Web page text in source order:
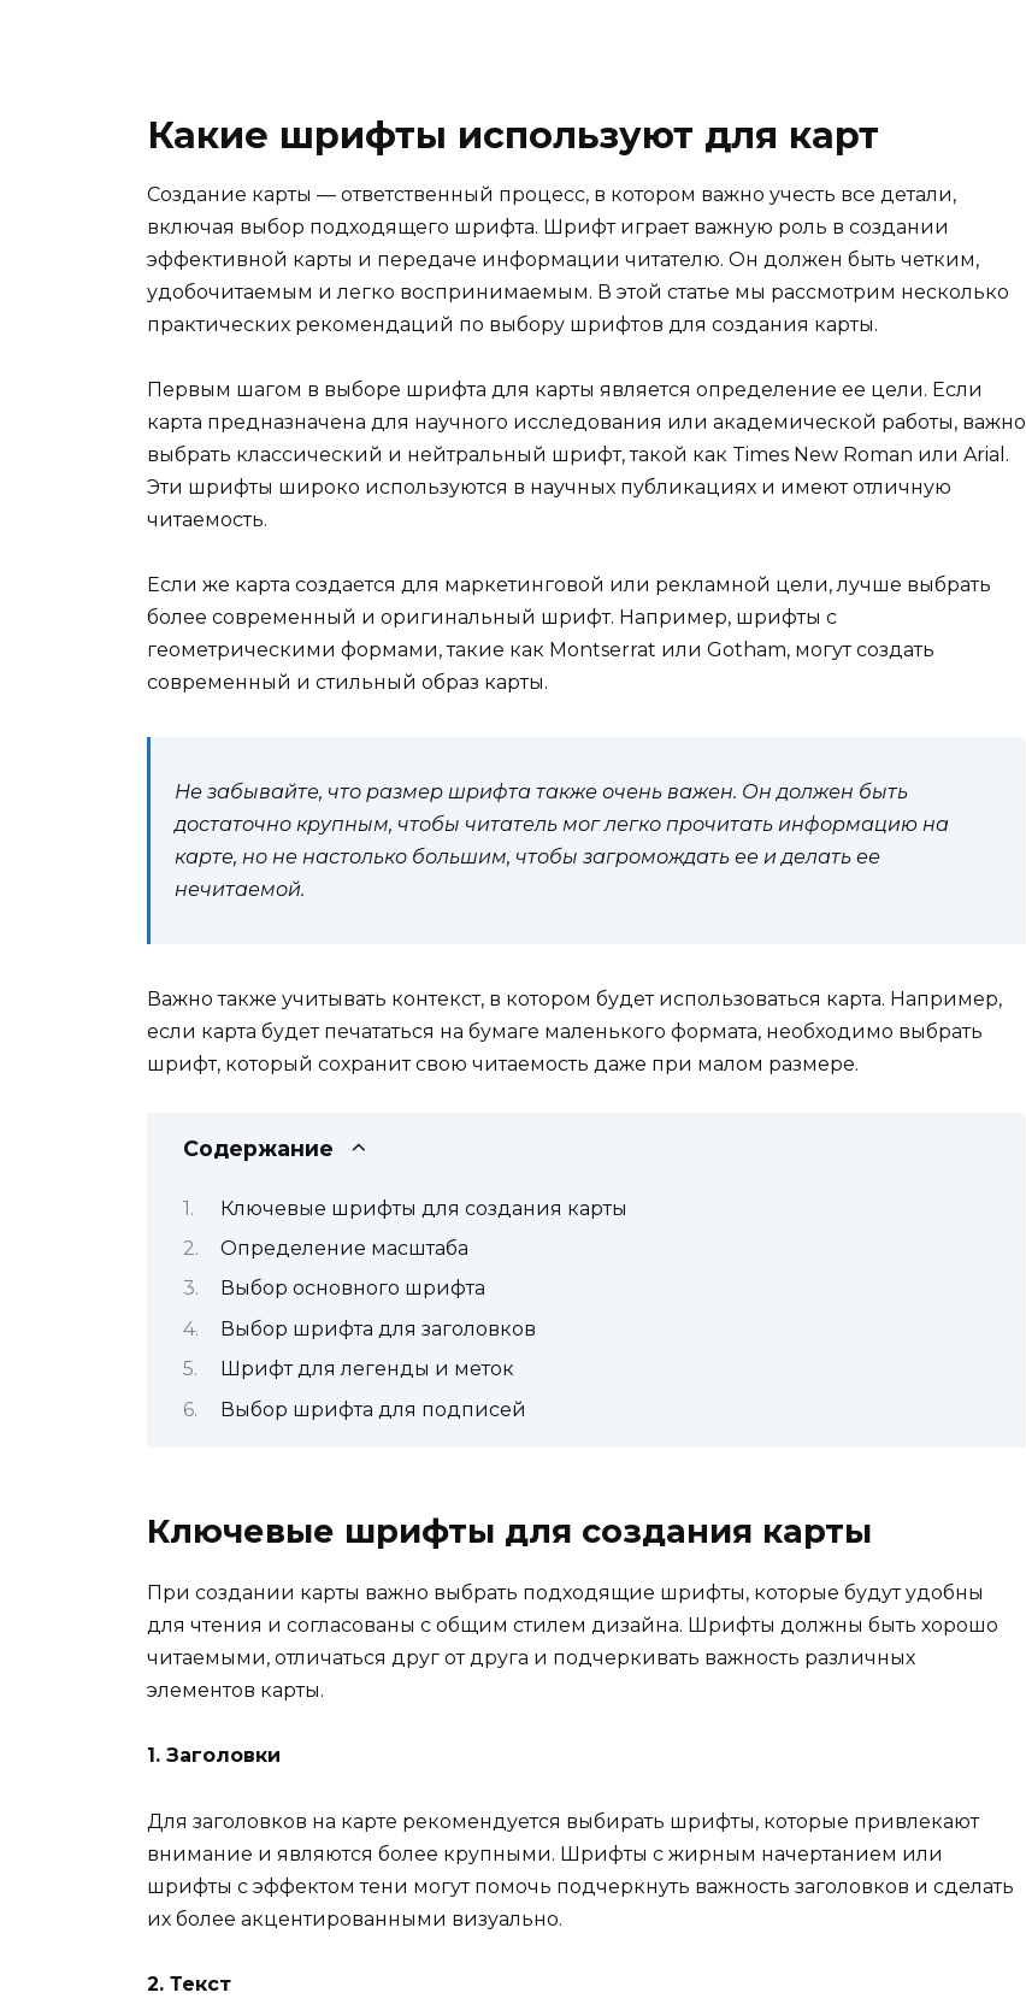
Какие шрифты используют для карт
Создание карты — ответственный процесс, в котором важно учесть все детали,
включая выбор подходящего шрифта. Шрифт играет важную роль в создании
эффективной карты и передаче информации читателю. Он должен быть четким,
удобочитаемым и легко воспринимаемым. В этой статье мы рассмотрим несколько
практических рекомендаций по выбору шрифтов для создания карты.
Первым шагом в выборе шрифта для карты является определение ее цели. Если
карта предназначена для научного исследования или академической работы, важно
выбрать классический и нейтральный шрифт, такой как Times New Roman или Arial.
Эти шрифты широко используются в научных публикациях и имеют отличную
читаемость.
Если же карта создается для маркетинговой или рекламной цели, лучше выбрать
более современный и оригинальный шрифт. Например, шрифты с
геометрическими формами, такие как Montserrat или Gotham, могут создать
современный и стильный образ карты.
Не забывайте, что размер шрифта также очень важен. Он должен быть
достаточно крупным, чтобы читатель мог легко прочитать информацию на
карте, но не настолько большим, чтобы загромождать ее и делать ее
нечитаемой.
Важно также учитывать контекст, в котором будет использоваться карта. Например,
если карта будет печататься на бумаге маленького формата, необходимо выбрать
шрифт, который сохранит свою читаемость даже при малом размере.
Содержание
Ключевые шрифты для создания карты
Определение масштаба
Выбор основного шрифта
Выбор шрифта для заголовков
Шрифт для легенды и меток
Выбор шрифта для подписей
Ключевые шрифты для создания карты
При создании карты важно выбрать подходящие шрифты, которые будут удобны
для чтения и согласованы с общим стилем дизайна. Шрифты должны быть хорошо
читаемыми, отличаться друг от друга и подчеркивать важность различных
элементов карты.
1. Заголовки
Для заголовков на карте рекомендуется выбирать шрифты, которые привлекают
внимание и являются более крупными. Шрифты с жирным начертанием или
шрифты с эффектом тени могут помочь подчеркнуть важность заголовков и сделать
их более акцентированными визуально.
2. Текст